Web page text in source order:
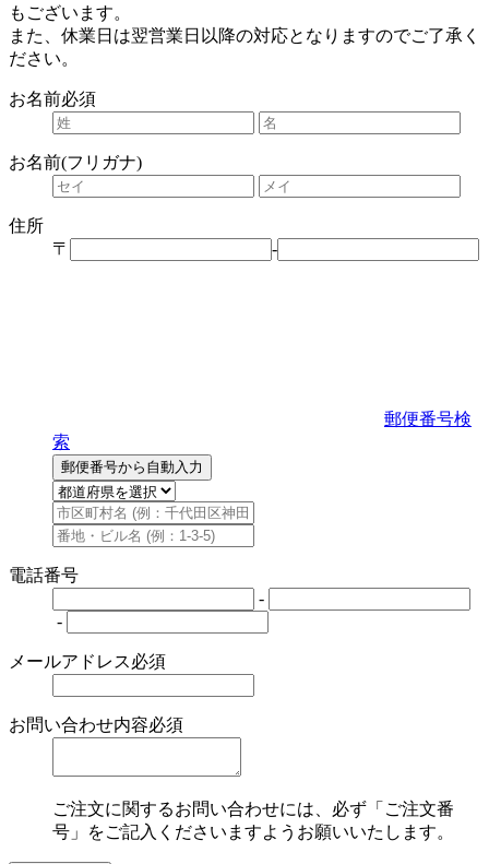
もございます。
また、休業日は翌営業日以降の対応となりますのでご了承く
ださい。
お名前必須
お名前(フリガナ)
住所
〒
-
郵便番号検
索
郵便番号から自動入力
電話番号
-
-
メールアドレス必須
お問い合わせ内容必須
ご注文に関するお問い合わせには、必ず「ご注文番
号」をご記入くださいますようお願いいたします。